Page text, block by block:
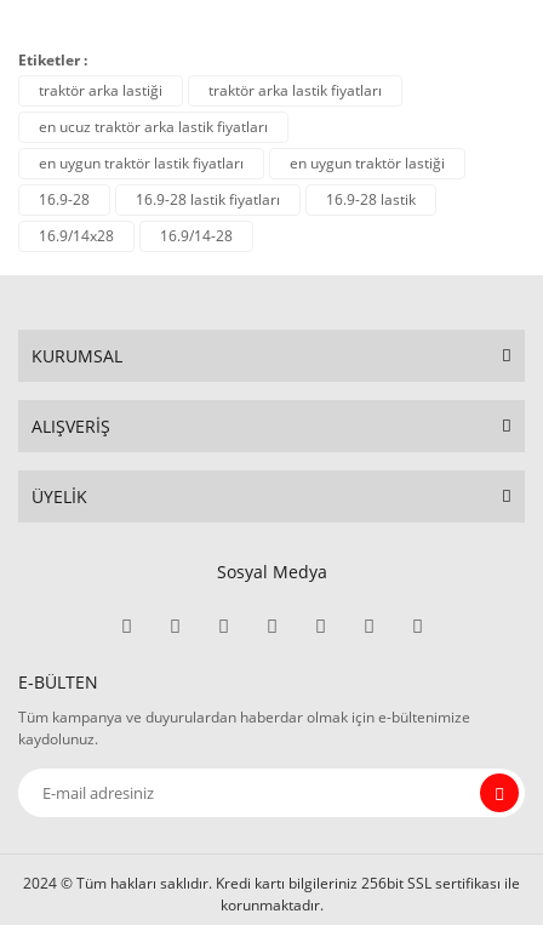
Etiketler :
traktör arka lastiği
traktör arka lastik fiyatları
en ucuz traktör arka lastik fiyatları
en uygun traktör lastik fiyatları
en uygun traktör lastiği
16.9-28
16.9-28 lastik fiyatları
16.9-28 lastik
16.9/14x28
16.9/14-28
KURUMSAL
ALIŞVERİŞ
ÜYELİK
Sosyal Medya
E-BÜLTEN
Tüm kampanya ve duyurulardan haberdar olmak için e-bültenimize
kaydolunuz.
2024 © Tüm hakları saklıdır. Kredi kartı bilgileriniz 256bit SSL sertifikası ile
korunmaktadır.